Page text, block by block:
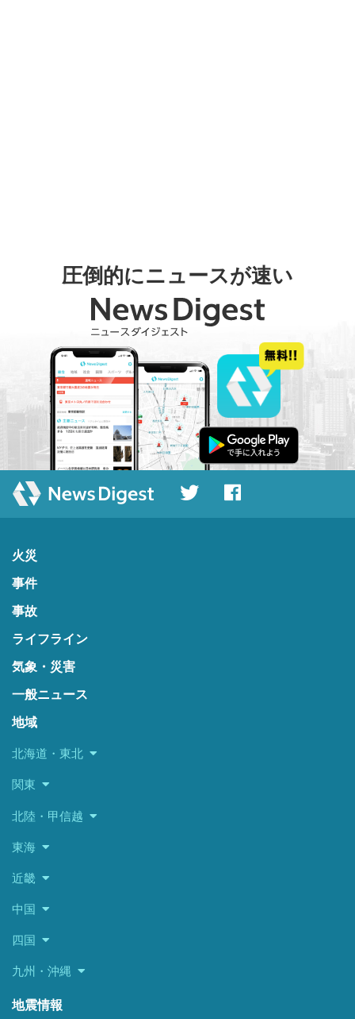
圧倒的にニュースが速い
火災
事件
事故
ライフライン
気象・災害
一般ニュース
地域
北海道・東北
関東
北陸・甲信越
東海
近畿
中国
四国
九州・沖縄
地震情報